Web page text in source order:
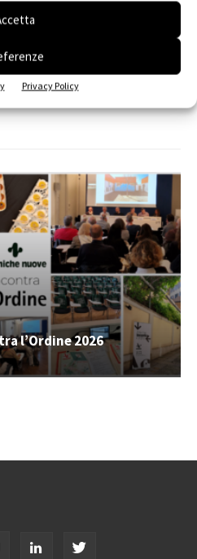
Privacy Policy
Edicola web
e regala
alla newsletter
l’Ordine 2026